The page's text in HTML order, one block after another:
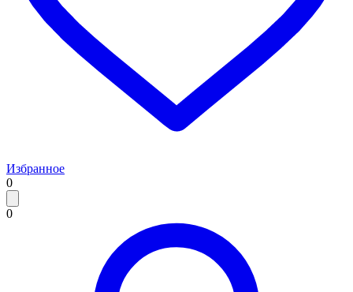
Избранное
0
0